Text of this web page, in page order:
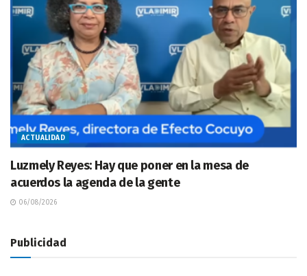
ACTUALIDAD
Luzmely Reyes: Hay que poner en la mesa de
acuerdos la agenda de la gente
06/08/2026
Publicidad